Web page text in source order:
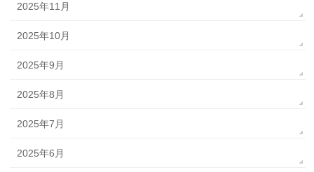
2025年11月
2025年10月
2025年9月
2025年8月
2025年7月
2025年6月